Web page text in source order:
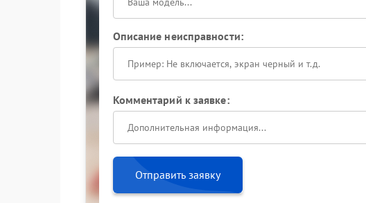
Описание неисправности:
Комментарий к заявке:
Отправить заявку